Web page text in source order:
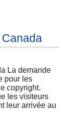
La demande
pour les
copyright.
les visiteurs
leur arrivée au